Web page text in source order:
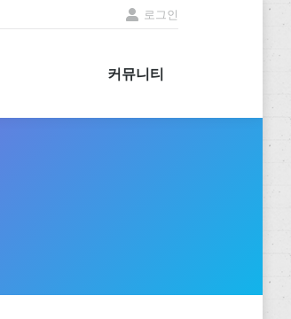
로그인
커뮤니티
커뮤니티